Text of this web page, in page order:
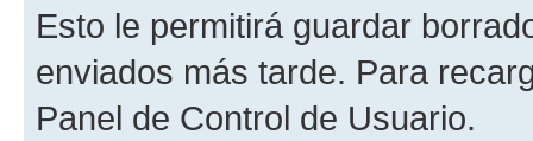
Esto le permitirá guardar
enviados más tarde. Para
Panel de Control de Usuario.